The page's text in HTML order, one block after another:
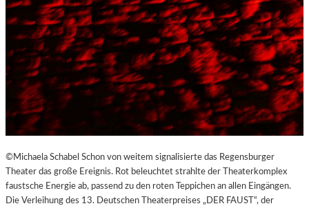
©Michaela Schabel Schon von weitem signalisierte das Regensburger
Theater das große Ereignis. Rot beleuchtet strahlte der Theaterkomplex
faustsche Energie ab, passend zu den roten Teppichen an allen Eingängen.
Die Verleihung des 13. Deutschen Theaterpreises „DER FAUST“, der